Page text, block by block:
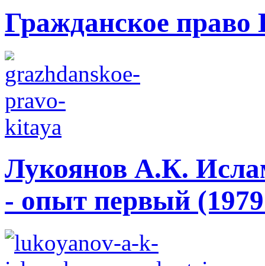
Гражданское право
Лукоянов А.К.
- опыт первый